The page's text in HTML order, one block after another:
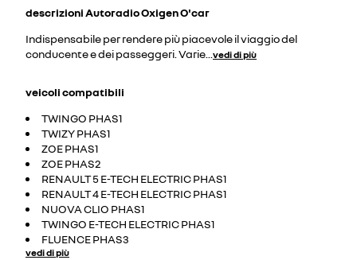
descrizioniAutoradio Oxigen O'car
Indispensabile per rendere più piacevole il viaggio del
conducente e dei passeggeri. Varie vedi di più
veicoli compatibili
TWINGO PHAS1
TWIZY PHAS1
ZOE PHAS1
ZOE PHAS2
RENAULT 5 E-TECH ELECTRIC PHAS1
RENAULT 4 E-TECH ELECTRIC PHAS1
NUOVA CLIO PHAS1
TWINGO E-TECH ELECTRIC PHAS1
FLUENCE PHAS3
vedi di più